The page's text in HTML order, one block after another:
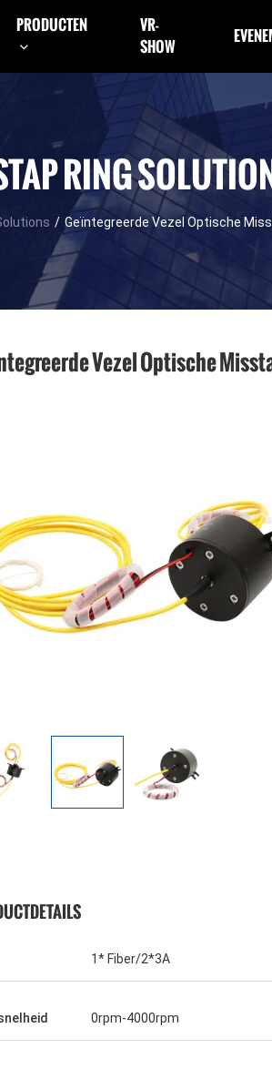
PRODUCTEN
VR-
SHOW
RING
/ Geïntegreerde Vezel Optische
Vezel Optische
1* Fiber/2*3A
0rpm-4000rpm